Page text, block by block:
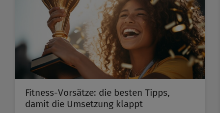
Fitness-Vorsätze: die besten Tipps,
damit die Umsetzung klappt